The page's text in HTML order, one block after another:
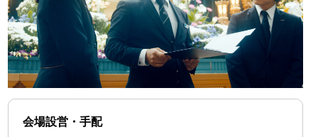
会場設営・手配